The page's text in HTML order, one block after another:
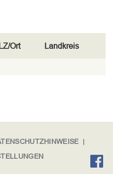
Ort Landkreis
|